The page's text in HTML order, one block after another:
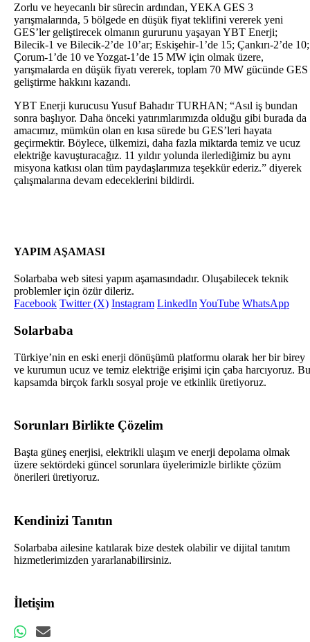
Zorlu ve heyecanlı bir sürecin ardından, YEKA GES 3
yarışmalarında, 5 bölgede en düşük fiyat teklifini vererek yeni
GES’ler geliştirecek olmanın gururunu yaşayan YBT Enerji;
Bilecik-1 ve Bilecik-2’de 10’ar; Eskişehir-1’de 15; Çankırı-2’de 10;
Çorum-1’de 10 ve Yozgat-1’de 15 MW için olmak üzere,
yarışmalarda en düşük fiyatı vererek, toplam 70 MW gücünde GES
geliştirme hakkını kazandı.
YBT Enerji kurucusu Yusuf Bahadır TURHAN; “Asıl iş bundan
sonra başlıyor. Daha önceki yatırımlarımızda olduğu gibi burada da
amacımız, mümkün olan en kısa sürede bu GES’leri hayata
geçirmektir. Böylece, ülkemizi, daha fazla miktarda temiz ve ucuz
elektriğe kavuşturacağız. 11 yıldır yolunda ilerlediğimiz bu aynı
misyona katkısı olan tüm paydaşlarımıza teşekkür ederiz.” diyerek
çalışmalarına devam edeceklerini bildirdi.
YAPIM AŞAMASI
Solarbaba web sitesi yapım aşamasındadır. Oluşabilecek teknik
problemler için özür dileriz.
Facebook Twitter (X) Instagram LinkedIn YouTube WhatsApp
Solarbaba
Türkiye’nin en eski enerji dönüşümü platformu olarak her bir birey
ve kurumun ucuz ve temiz elektriğe erişimi için çaba harcıyoruz. Bu
kapsamda birçok farklı sosyal proje ve etkinlik üretiyoruz.
Sorunları Birlikte Çözelim
Başta güneş enerjisi, elektrikli ulaşım ve enerji depolama olmak
üzere sektördeki güncel sorunlara üyelerimizle birlikte çözüm
önerileri üretiyoruz.
Kendinizi Tanıtın
Solarbaba ailesine katılarak bize destek olabilir ve dijital tanıtım
hizmetlerimizden yararlanabilirsiniz.
İletişim